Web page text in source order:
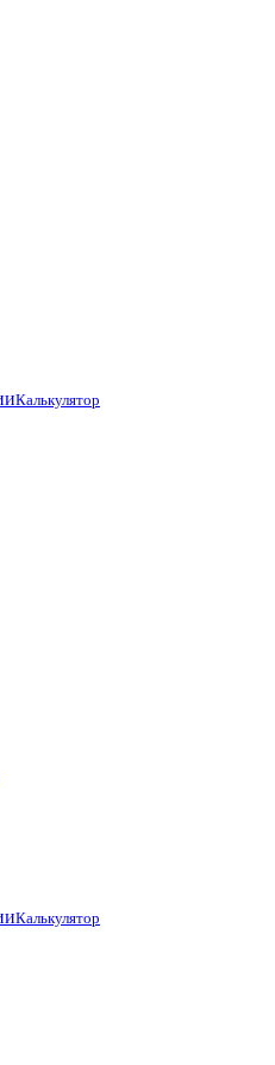
Калькулятор
Калькулятор